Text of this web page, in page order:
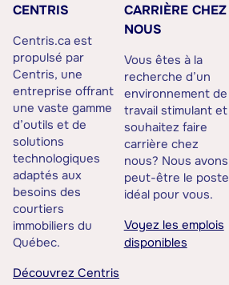
CENTRIS
Centris.ca est
propulsé par
Centris, une
entreprise offrant
une vaste gamme
d’outils et de
solutions
technologiques
adaptés aux
besoins des
courtiers
immobiliers du
Québec.
Découvrez Centris
CARRIÈRE CHEZ
NOUS
Vous êtes à la
recherche d’un
environnement de
travail stimulant et
souhaitez faire
carrière chez
nous? Nous avons
peut-être le poste
idéal pour vous.
Voyez les emplois
disponibles